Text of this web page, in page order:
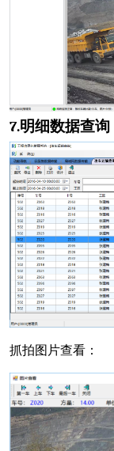
7.明细数据查询
抓拍图片查看：